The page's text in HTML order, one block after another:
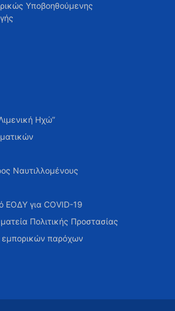
Υποβοηθούμενης
Ηχώ”
Ναυτιλλομένους
ΕΟΔΥ για COVID-19
Πολιτικής Προστασίας
παρόχων